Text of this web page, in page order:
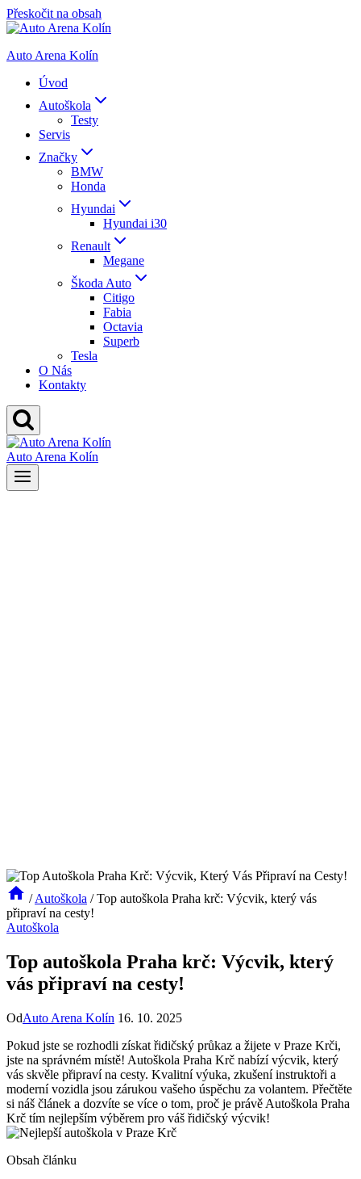
Přeskočit na obsah
Auto Arena Kolín
Úvod
Autoškola
Testy
Servis
Značky
BMW
Honda
Hyundai
Hyundai i30
Renault
Megane
Škoda Auto
Citigo
Fabia
Octavia
Superb
Tesla
O Nás
Kontakty
Auto Arena Kolín
/ Autoškola / Top autoškola Praha krč: Výcvik, který vás
připraví na cesty!
Autoškola
Top autoškola Praha krč: Výcvik, který
vás připraví na cesty!
OdAuto Arena Kolín 16. 10. 2025
Pokud jste se rozhodli získat řidičský ​průkaz a žijete v⁤ Praze Krči,
jste na správném místě!⁣ Autoškola Praha Krč nabízí výcvik, který
vás skvěle připraví na cesty. Kvalitní‍ výuka, ⁤zkušení ‍instruktoři a
moderní vozidla jsou zárukou vašeho úspěchu za volantem.⁢ Přečtěte
si náš článek⁣ a dozvíte se více o tom, proč je právě Autoškola Praha⁢
Krč tím‌ nejlepším‌ výběrem pro ⁢váš řidičský ‍výcvik!
Obsah článku